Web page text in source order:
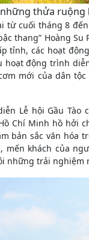
thửa ruộng
từ cuối tháng 8
thang” Hoàng
tỉnh, các hoạt
động trình
mới của dân
Lễ hội Gầu Tào
Chí Minh hồ hởi
bản sắc văn hóa
khách của
những trải nghiệm